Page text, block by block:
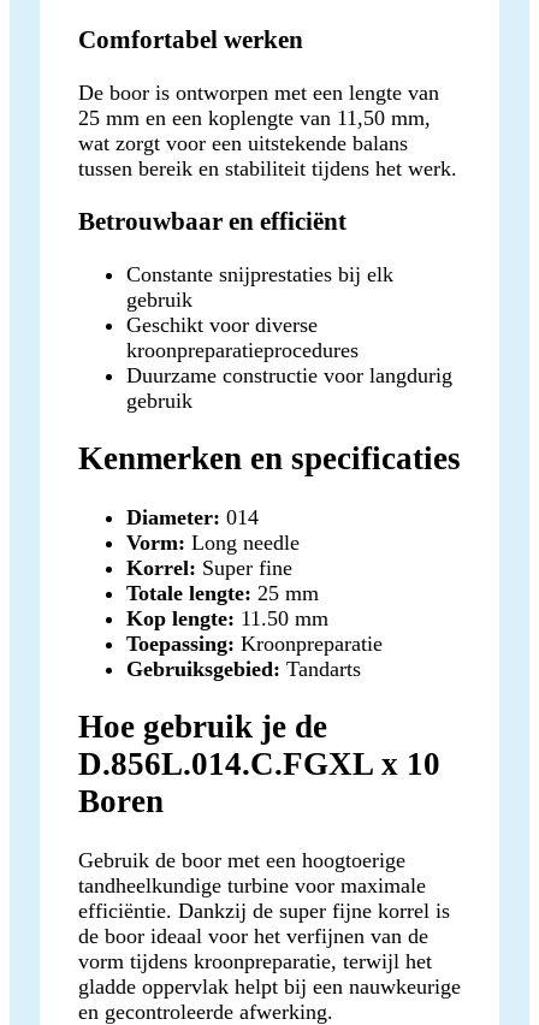
Comfortabel werken
De boor is ontworpen met een lengte van
25 mm en een koplengte van 11,50 mm,
wat zorgt voor een uitstekende balans
tussen bereik en stabiliteit tijdens het werk.
Betrouwbaar en efficiënt
Constante snijprestaties bij elk
gebruik
Geschikt voor diverse
kroonpreparatieprocedures
Duurzame constructie voor langdurig
gebruik
Kenmerken en specificaties
Diameter: 014
Vorm: Long needle
Korrel: Super fine
Totale lengte: 25 mm
Kop lengte: 11.50 mm
Toepassing: Kroonpreparatie
Gebruiksgebied: Tandarts
Hoe gebruik je de
D.856L.014.C.FGXL x 10
Boren
Gebruik de boor met een hoogtoerige
tandheelkundige turbine voor maximale
efficiëntie. Dankzij de super fijne korrel is
de boor ideaal voor het verfijnen van de
vorm tijdens kroonpreparatie, terwijl het
gladde oppervlak helpt bij een nauwkeurige
en gecontroleerde afwerking.